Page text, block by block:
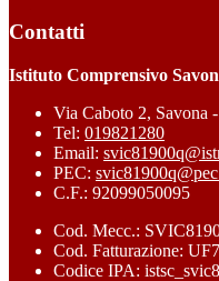
Contatti
Istituto Comprensivo
Via Caboto 2, Savona
Tel: 019821280
Email:
PEC:
C.F.: 92099050095
Cod. Mecc.:
Cod. Fatturazione:
Codice IPA: